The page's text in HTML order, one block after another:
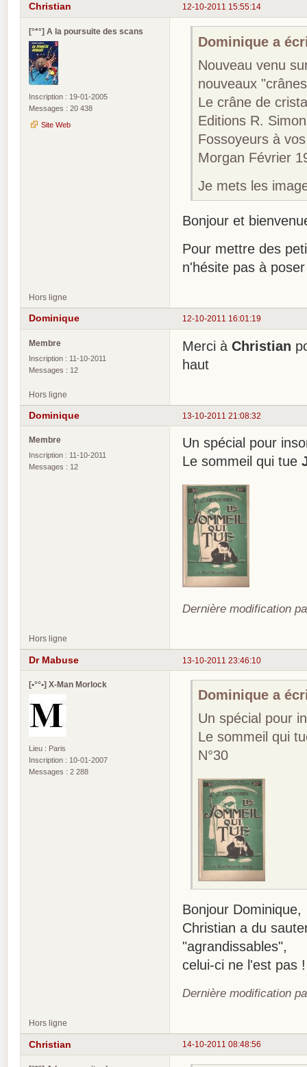
12-10-2011 15:55:14
Christian
[°*°] A la poursuite des scans
Inscription : 19-01-2005
Messages : 20 438
Site Web
Dominique a
Nouveau venu
nouveaux
Le crâne de
Editions R.
Fossoyeurs à
Morgan Février
Je mets les
Bonjour et
Pour mettre des
n'hésite pas à
Hors ligne
12-10-2011 16:01:19
Dominique
Membre
Inscription : 11-10-2011
Messages : 12
Merci à Christian
haut
Hors ligne
13-10-2011 21:08:32
Dominique
Membre
Inscription : 11-10-2011
Messages : 12
Un spécial pour
Le sommeil qui tue
Dernière modification
Hors ligne
13-10-2011 23:46:10
Dr Mabuse
[•°°•] X-Man Morlock
Lieu : Paris
Inscription : 10-01-2007
Messages : 2 288
Dominique a
Un spécial pour
Le sommeil qui
N°30
Bonjour Dominique,
Christian a du
"agrandissables",
celui-ci ne l'est pas !
Dernière modification
Hors ligne
14-10-2011 08:48:56
Christian